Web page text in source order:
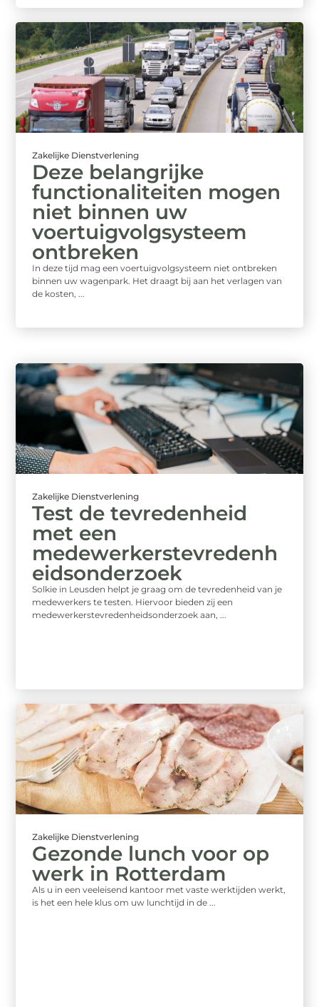
Zakelijke Dienstverlening
Deze belangrijke
functionaliteiten mogen
niet binnen uw
voertuigvolgsysteem
ontbreken
In deze tijd mag een voertuigvolgsysteem niet ontbreken
binnen uw wagenpark. Het draagt bij aan het verlagen van
de kosten, ...
Zakelijke Dienstverlening
Test de tevredenheid
met een
medewerkerstevredenh
eidsonderzoek
Solkie in Leusden helpt je graag om de tevredenheid van je
medewerkers te testen. Hiervoor bieden zij een
medewerkerstevredenheidsonderzoek aan, ...
Zakelijke Dienstverlening
Gezonde lunch voor op
werk in Rotterdam
Als u in een veeleisend kantoor met vaste werktijden werkt,
is het een hele klus om uw lunchtijd in de ...